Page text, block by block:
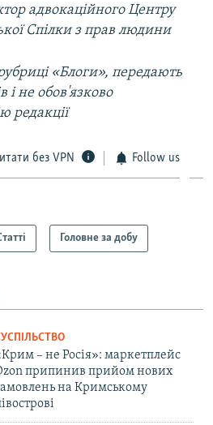
адвокаційного Центру
Спілки з прав людини
«Блоги», передають
і не обов'язково
редакції
без VPN Follow us
Головне за добу
– не Росія»: маркетплейс
припинив прийом нових
на Кримському